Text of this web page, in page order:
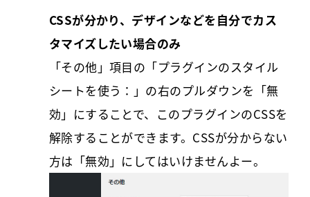
CSSが分かり、デザインなどを自分でカス
タマイズしたい場合のみ
「その他」項目の「プラグインのスタイル
シートを使う：」の右のプルダウンを「無
効」にすることで、このプラグインのCSSを
解除することができます。CSSが分からない
方は「無効」にしてはいけませんよー。